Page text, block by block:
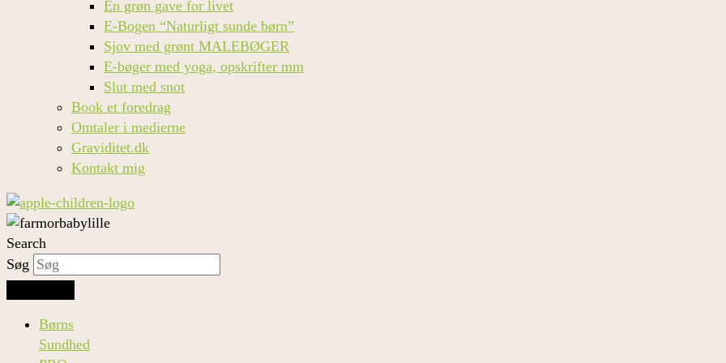
En grøn gave for livet
E-Bogen “Naturligt sunde børn”
Sjov med grønt MALEBØGER
E-bøger med yoga, opskrifter mm
Slut med snot
Book et foredrag
Omtaler i medierne
Graviditet.dk
Kontakt mig
Search
Søg
Børns
Sundhed